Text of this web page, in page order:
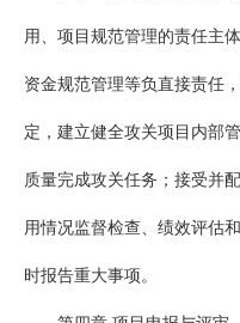
用、项目规范管理的责任主
资金规范管理等负直接责任
定，建立健全攻关项目内部
质量完成攻关任务；接受并
用情况监督检查、绩效评估
时报告重大事项。